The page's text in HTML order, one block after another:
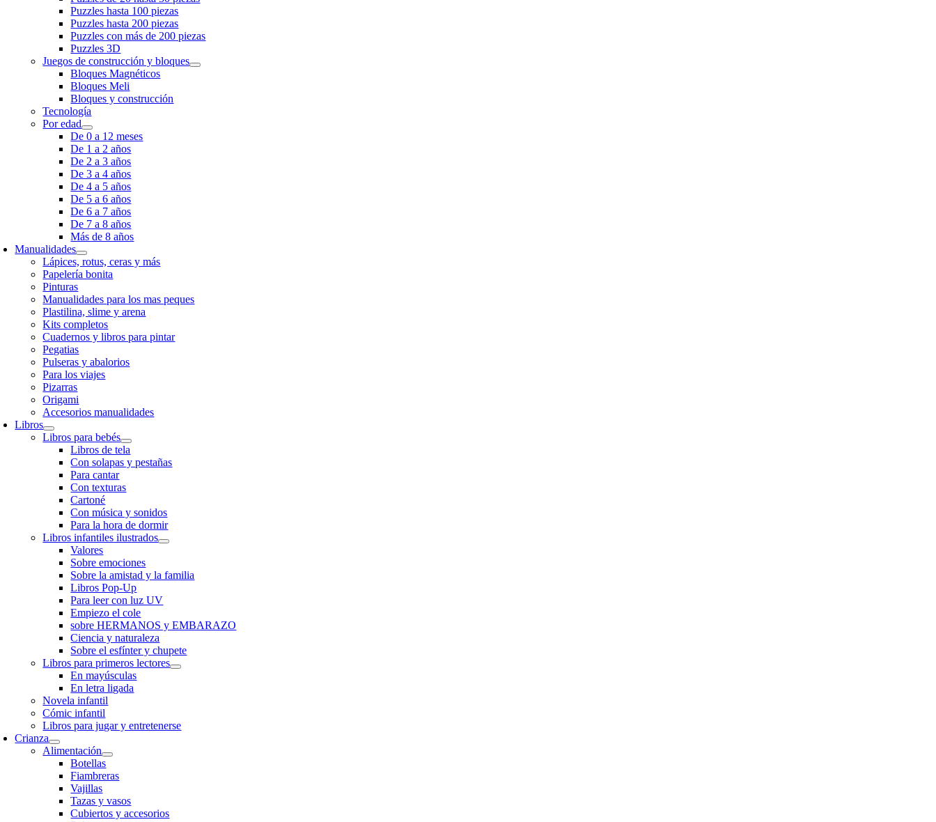
Puzzles hasta 100 piezas
Puzzles hasta 200 piezas
Puzzles con más de 200 piezas
Puzzles 3D
Juegos de construcción y bloques
Bloques Magnéticos
Bloques Meli
Bloques y construcción
Tecnología
Por edad
De 0 a 12 meses
De 1 a 2 años
De 2 a 3 años
De 3 a 4 años
De 4 a 5 años
De 5 a 6 años
De 6 a 7 años
De 7 a 8 años
Más de 8 años
Manualidades
Lápices, rotus, ceras y más
Papelería bonita
Pinturas
Manualidades para los mas peques
Plastilina, slime y arena
Kits completos
Cuadernos y libros para pintar
Pegatias
Pulseras y abalorios
Para los viajes
Pizarras
Origami
Accesorios manualidades
Libros
Libros para bebés
Libros de tela
Con solapas y pestañas
Para cantar
Con texturas
Cartoné
Con música y sonidos
Para la hora de dormir
Libros infantiles ilustrados
Valores
Sobre emociones
Sobre la amistad y la familia
Libros Pop-Up
Para leer con luz UV
Empiezo el cole
sobre HERMANOS y EMBARAZO
Ciencia y naturaleza
Sobre el esfínter y chupete
Libros para primeros lectores
En mayúsculas
En letra ligada
Novela infantil
Cómic infantil
Libros para jugar y entretenerse
Crianza
Alimentación
Botellas
Fiambreras
Vajillas
Tazas y vasos
Cubiertos y accesorios